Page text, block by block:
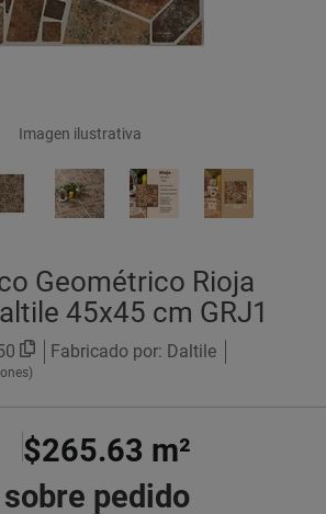
Imagen ilustrativa
Geométrico Rioja
45x45 cm GRJ1
Fabricado por: Daltile
$265.63 m²
pedido